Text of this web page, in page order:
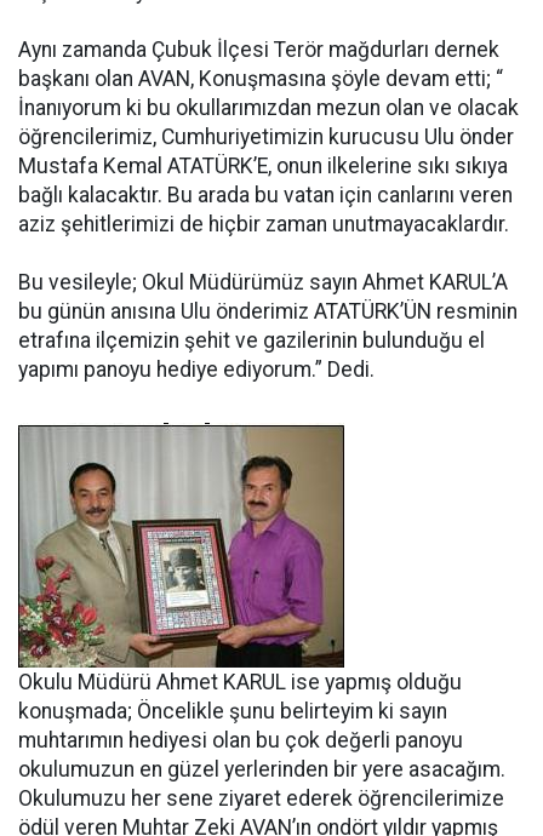
Aynı zamanda Çubuk İlçesi Terör mağdurları dernek
başkanı olan AVAN, Konuşmasına şöyle devam etti; “
İnanıyorum ki bu okullarımızdan mezun olan ve olacak
öğrencilerimiz, Cumhuriyetimizin kurucusu Ulu önder
Mustafa Kemal ATATÜRK’E, onun ilkelerine sıkı sıkıya
bağlı kalacaktır. Bu arada bu vatan için canlarını veren
aziz şehitlerimizi de hiçbir zaman unutmayacaklardır.
Bu vesileyle; Okul Müdürümüz sayın Ahmet KARUL’A
bu günün anısına Ulu önderimiz ATATÜRK’ÜN resminin
etrafına ilçemizin şehit ve gazilerinin bulunduğu el
yapımı panoyu hediye ediyorum.” Dedi.
Okulu Müdürü Ahmet KARUL ise yapmış olduğu
konuşmada; Öncelikle şunu belirteyim ki sayın
muhtarımın hediyesi olan bu çok değerli panoyu
okulumuzun en güzel yerlerinden bir yere asacağım.
Okulumuzu her sene ziyaret ederek öğrencilerimize
ödül veren Muhtar Zeki AVAN’ın ondört yıldır yapmış